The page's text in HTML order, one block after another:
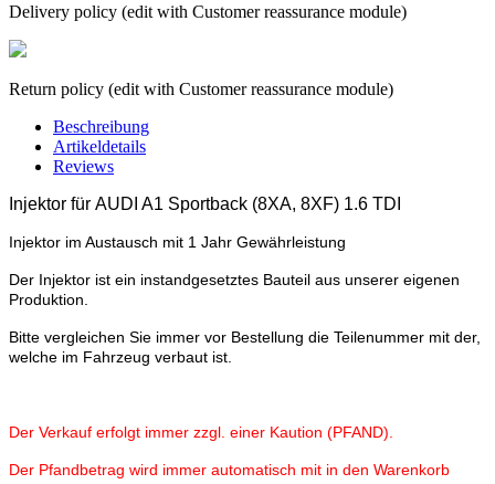
Delivery policy (edit with Customer reassurance module)
Return policy (edit with Customer reassurance module)
Beschreibung
Artikeldetails
Reviews
Injektor für AUDI A1 Sportback (8XA, 8XF) 1.6 TDI
Injektor im Austausch mit 1 Jahr Gewährleistung
Der Injektor ist ein instandgesetztes Bauteil aus unserer eigenen
Produktion.
Bitte vergleichen Sie immer vor Bestellung die Teilenummer mit der,
welche im Fahrzeug verbaut ist.
Der Verkauf erfolgt immer zzgl. einer Kaution (PFAND).
Der Pfandbetrag wird immer automatisch mit in den Warenkorb